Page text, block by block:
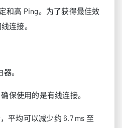
和高 Ping。为了获得最佳效
连接。
。
保使用的是有线连接。
平均可以减少约 6.7 ms 至